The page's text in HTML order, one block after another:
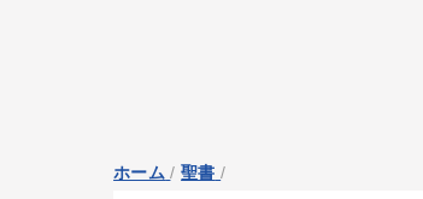
ホーム /聖書 /